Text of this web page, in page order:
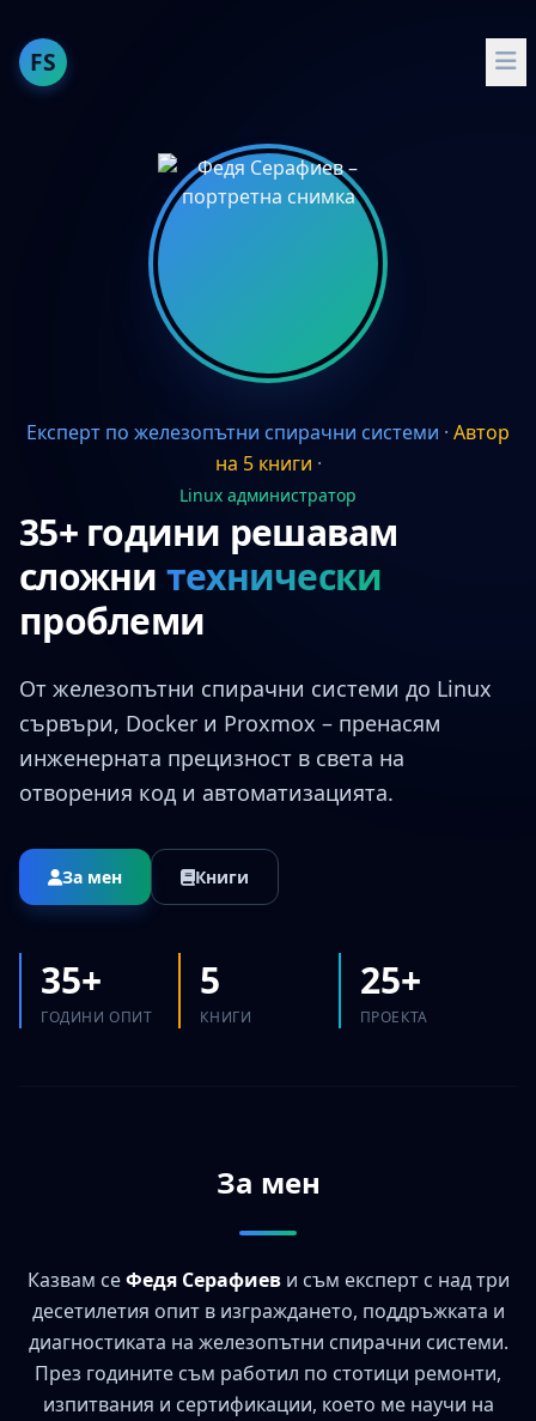
FS
English
Docker и Docker Compose
Експерт по железопътни спирачни системи · Автор
на 5 книги ·
Linux администратор
35+ години решавам
сложни технически
проблеми
От железопътни спирачни системи до Linux
сървъри, Docker и Proxmox – пренасям
инженерната прецизност в света на
отворения код и автоматизацията.
За мен Книги
35+
ГОДИНИ ОПИТ
5
КНИГИ
25+
ПРОЕКТА
За мен
Казвам сеФедя Серафиеви съм експерт с над три
десетилетия опит в изграждането, поддръжката и
диагностиката на железопътни спирачни системи.
През годините съм работил по стотици ремонти,
изпитвания и сертификации, което ме научи на